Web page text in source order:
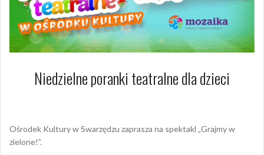
Niedzielne poranki teatralne dla dzieci
Ośrodek Kultury w Swarzędzu zaprasza na spektakl „Grajmy w
zielone!”.